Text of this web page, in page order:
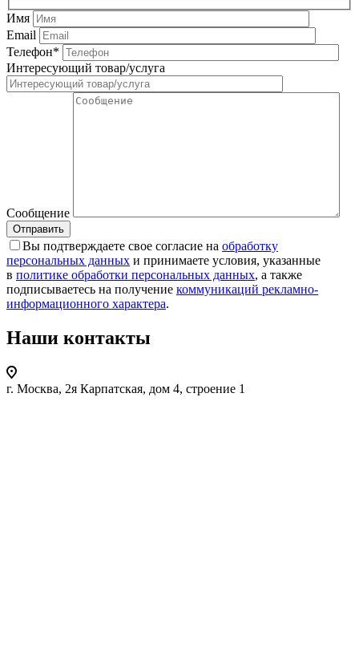
Имя
Email
Телефон*
Интересующий товар/услуга
Сообщение
Вы подтверждаете свое согласие на обработку
персональных данных и принимаете условия, указанные
в политике обработки персональных данных, а также
подписываетесь на получение коммуникаций рекламно-
информационного характера.
Наши контакты
г. Москва, 2я Карпатская, дом 4, строение 1